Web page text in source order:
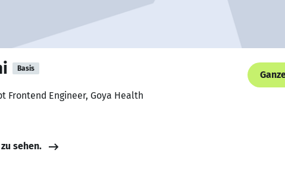
Basis
Frontend Engineer, Goya Health
sehen.